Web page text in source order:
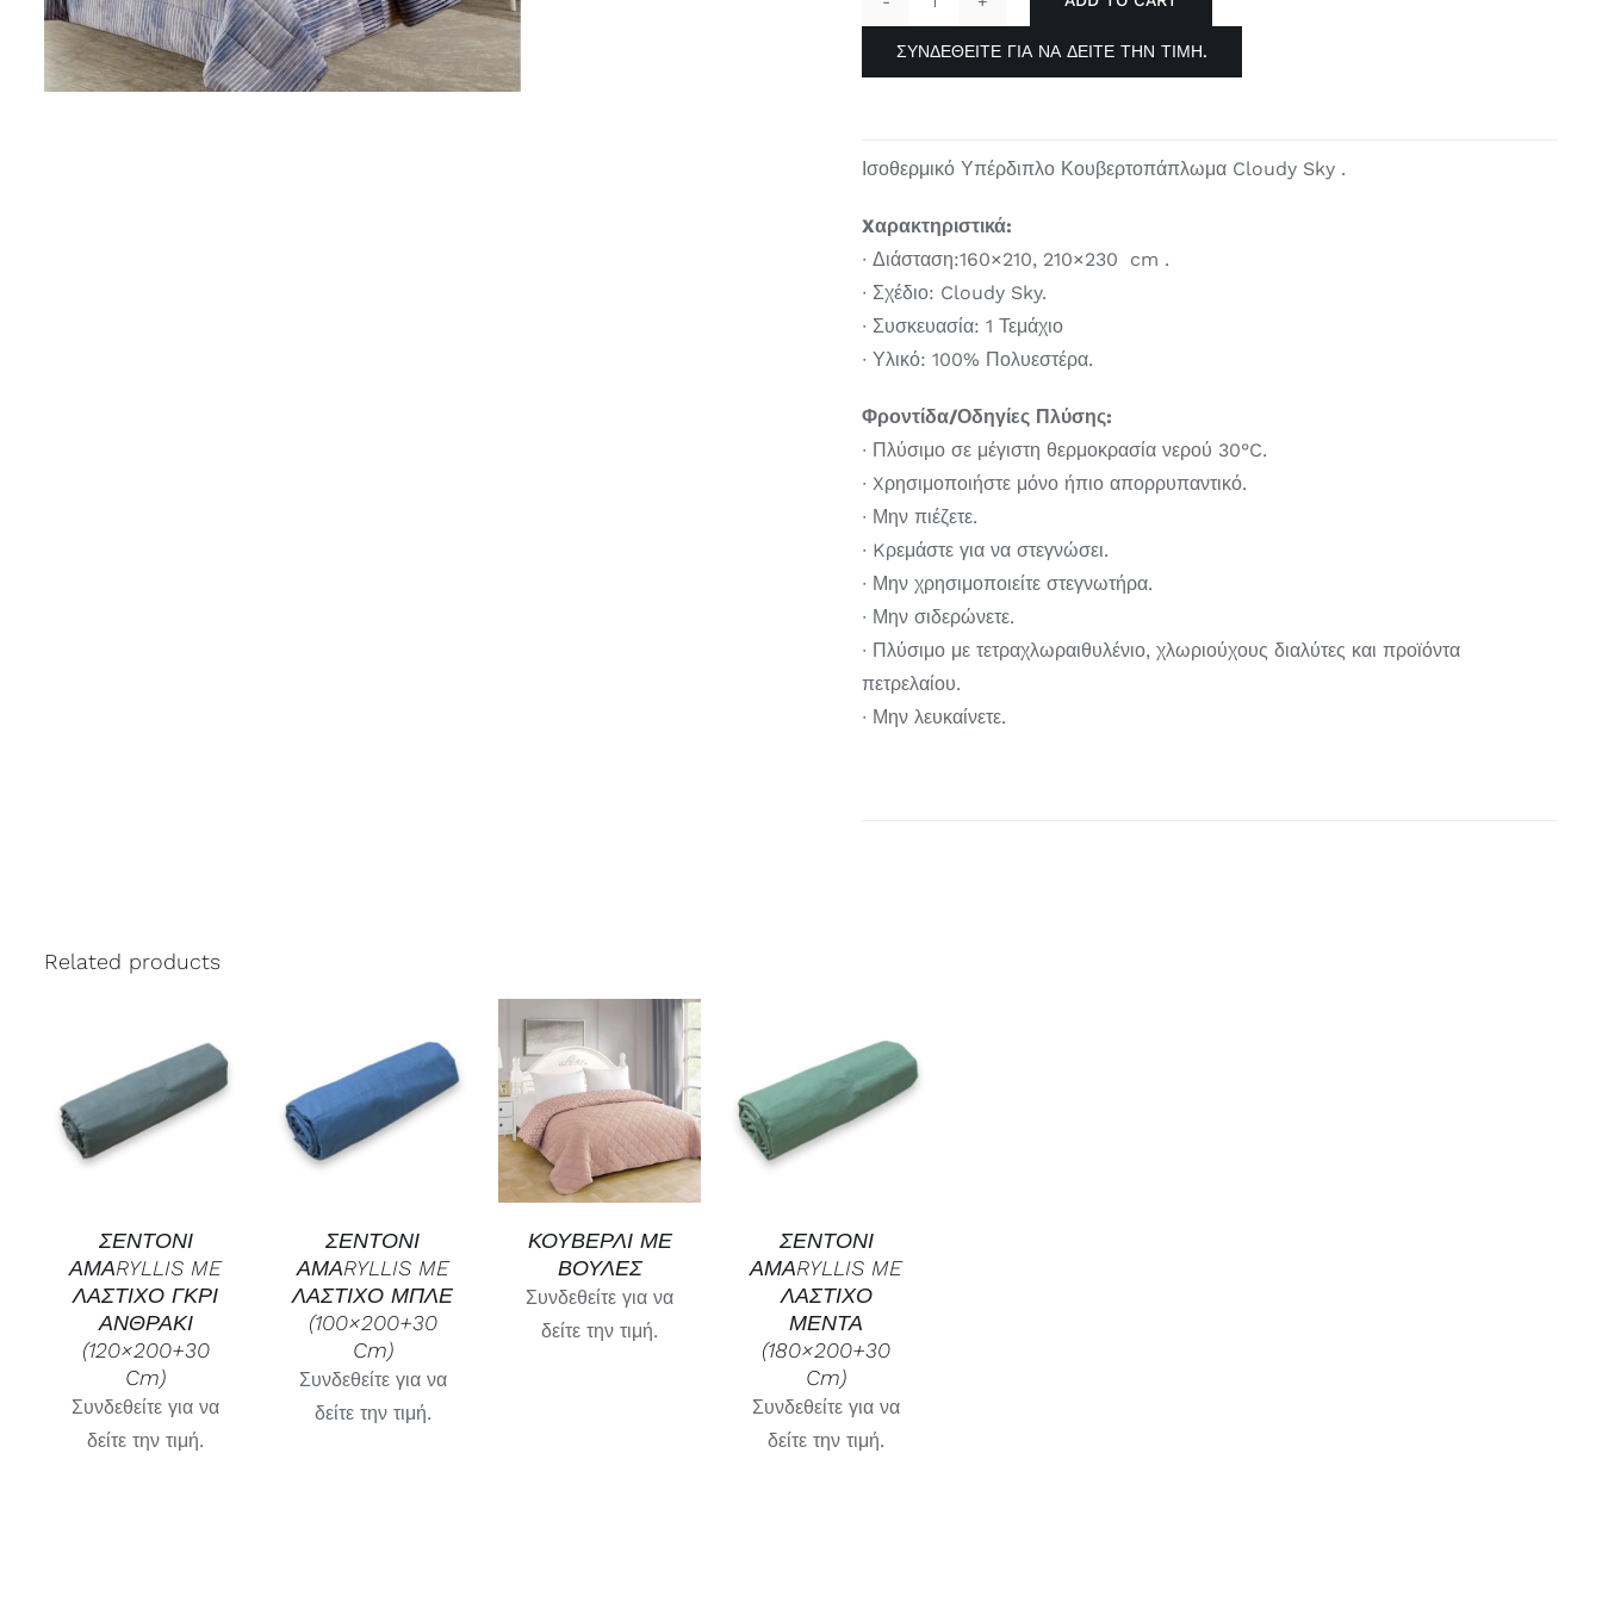
ΚΟΥΒΕΡΤΟΠΑΠΛΩΜΑ
SKY
ΣΥΝΔΕΘΕΊΤΕ ΓΙΑ ΝΑ ΔΕΊΤΕ ΤΗΝ ΤΙΜΉ.
Ισοθερμικό Υπέρδιπλο Κουβερτοπάπλωμα Cloudy Sky .
Xαρακτηριστικά:
∙ Διάσταση:160×210, 210×230 cm .
∙ Σχέδιο: Cloudy Sky.
∙ Συσκευασία: 1 Τεμάχιο
∙ Υλικό: 100% Πολυεστέρα.
Φροντίδα/Οδηγίες Πλύσης:
∙ Πλύσιμο σε μέγιστη θερμοκρασία νερού 30°C.
∙ Xρησιμοποιήστε μόνο ήπιο απορρυπαντικό.
∙ Μην πιέζετε.
∙ Kρεμάστε για να στεγνώσει.
∙ Μην χρησιμοποιείτε στεγνωτήρα.
∙ Μην σιδερώνετε.
∙ Πλύσιμο με τετραχλωραιθυλένιο, χλωριούχους διαλύτες και προϊόντα
πετρελαίου.
∙ Μην λευκαίνετε.
Related products
ΓΡΉΓΟΡΗ
ΠΡΟΒΟΛΉ
ΣΕΝΤΟΝΙ
ΑΜΑRYLLIS ME
ΛΑΣΤΙΧΟ ΓΚΡΙ
ΑΝΘΡΑΚΙ
(120×200+30
Cm)
Συνδεθείτε για να
δείτε την τιμή.
ΓΡΉΓΟΡΗ
ΠΡΟΒΟΛΉ
ΣΕΝΤΟΝΙ
ΑΜΑRYLLIS ME
ΛΑΣΤΙΧΟ ΜΠΛΕ
(100×200+30
Cm)
Συνδεθείτε για να
δείτε την τιμή.
ΓΡΉΓΟΡΗ
ΠΡΟΒΟΛΉ
ΚΟΥΒΕΡΛΙ ΜΕ
ΒΟΥΛΕΣ
Συνδεθείτε για να
δείτε την τιμή.
ΓΡΉΓΟΡΗ
ΠΡΟΒΟΛΉ
ΣΕΝΤΟΝΙ
ΑΜΑRYLLIS ME
ΛΑΣΤΙΧΟ
ΜΕΝΤΑ
(180×200+30
Cm)
Συνδεθείτε για να
δείτε την τιμή.